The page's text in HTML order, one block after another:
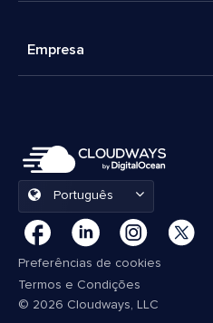
Empresa
Português
Preferências de cookies
Termos e Condições
© 2026 Cloudways, LLC